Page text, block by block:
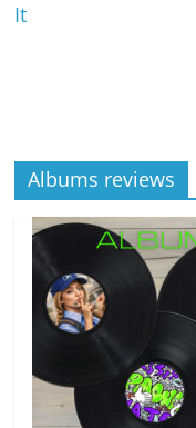
It
Albums reviews